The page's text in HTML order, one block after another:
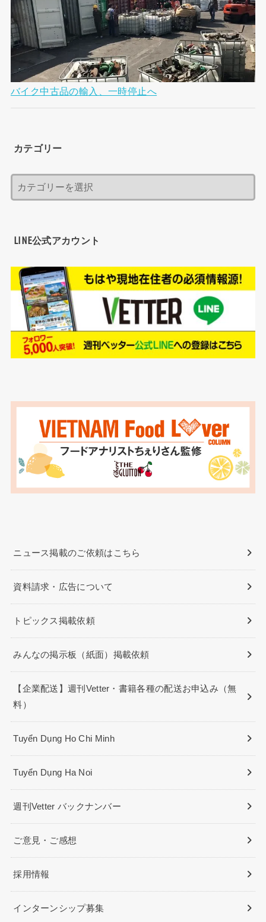
バイク中古品の輸入、一時停止へ
カテゴリー
LINE公式アカウント
ニュース掲載のご依頼はこちら
資料請求・広告について
トピックス掲載依頼
みんなの掲示板（紙面）掲載依頼
【企業配送】週刊Vetter・書籍各種の配送お申込み（無
料）
Tuyển Dụng Ho Chi Minh
Tuyển Dụng Ha Noi
週刊Vetter バックナンバー
ご意見・ご感想
採用情報
インターンシップ募集